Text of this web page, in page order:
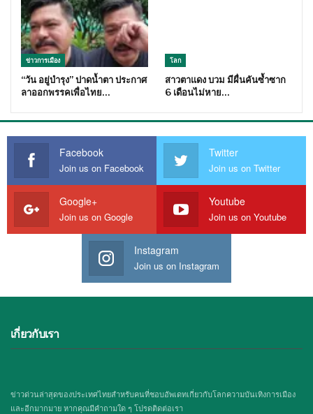
ข่าวการเมือง
“วัน อยู่บำรุง” ปาดน้ำตา ประกาศ
ลาออกพรรคเพื่อไทย…
โลก
สาวตาแดง บวม มีผื่นคันซ้ำซาก
6 เดือนไม่หาย…
Facebook
Join us on Facebook
Twitter
Join us on Twitter
Google+
Join us on Google
Youtube
Join us on Youtube
Instagram
Join us on Instagram
เกี่ยวกับเรา
ข่าวด่วนล่าสุดของประเทศไทยสำหรับคนที่ชอบอัพเดทเกี่ยวกับโลกความบันเทิงการเมือง
และอีกมากมาย หากคุณมีคำถามใด ๆ โปรดติดต่อเรา